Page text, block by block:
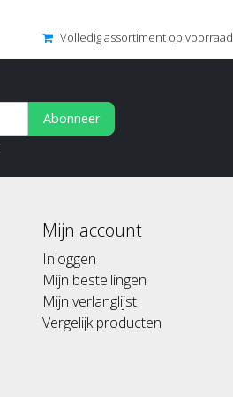
Volledig assortiment op voorraad
Abonneer
Mijn account
Inloggen
Mijn bestellingen
Mijn verlanglijst
Vergelijk producten